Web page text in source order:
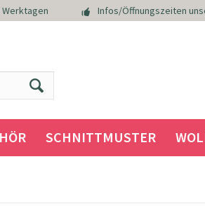
Werktagen Infos/Öffnungszeiten
SCHNITTMUSTER